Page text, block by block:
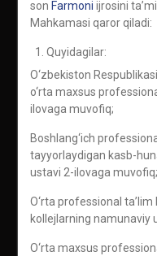
son Farmoni ijrosini
Mahkamasi qaror qiladi:
Quyidagilar:
O‘zbekiston
o‘rta maxsus
ilovaga muvofiq;
Boshlang‘ich
tayyorlaydigan kasb-
ustavi 2-ilovaga muvofiq;
O‘rta professional
kollejlarning namunaviy
O‘rta maxsus